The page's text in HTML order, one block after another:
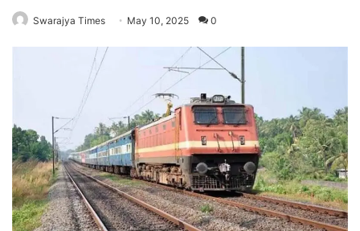
Swarajya Times May 10, 2025 0